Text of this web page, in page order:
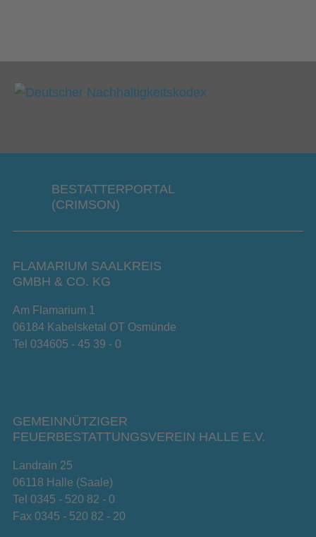
BESTATTERPORTAL
(CRIMSON)
FLAMARIUM SAALKREIS
GMBH & CO. KG
Am Flamarium 1
06184 Kabelsketal OT Osmünde
Tel 034605 - 45 39 - 0
GEMEINNÜTZIGER
FEUERBESTATTUNGSVEREIN HALLE E.V.
Landrain 25
06118 Halle (Saale)
Tel 0345 - 520 82 - 0
Fax 0345 - 520 82 - 20